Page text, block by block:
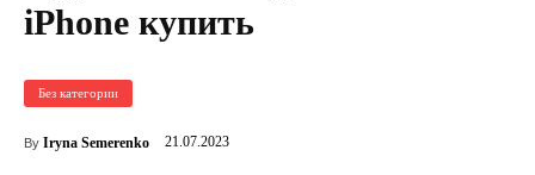
iPhone купить
Без категории
By Iryna Semerenko 21.07.2023